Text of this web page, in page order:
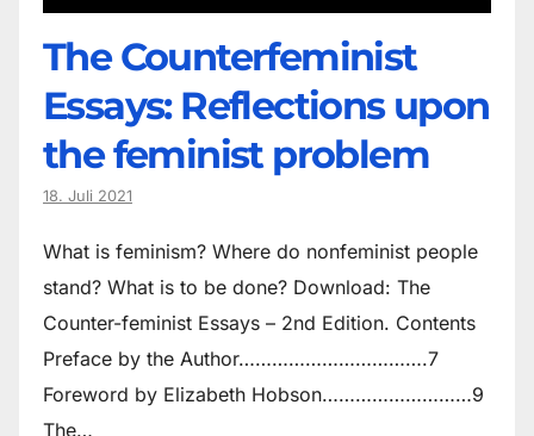
The Counter­feminist
Essays: Reflections upon
the feminist problem
18. Juli 2021
What is feminism? Where do non­feminist people
stand? What is to be done? Download: The
Counter-feminist Essays – 2nd Edition. Contents
Preface by the Author…………………………….7
Foreword by Elizabeth Hobson………………………9
The…